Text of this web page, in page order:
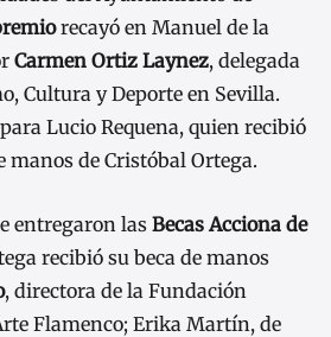
recayó en Manuel de la
Carmen Ortiz Laynez, delegada
Cultura y Deporte en Sevilla.
Lucio Requena, quien recibió
manos de Cristóbal Ortega.
entregaron las Becas Acciona de
recibió su beca de manos
, directora de la Fundación
Flamenco; Erika Martín, de